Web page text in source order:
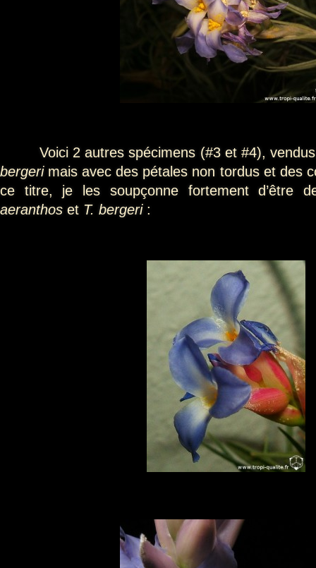
Voici 2 autres spécimens (#3 et #4), vendus
bergeri mais avec des pétales non tordus et des
ce titre, je les soupçonne fortement d’être
aeranthos et T. bergeri :